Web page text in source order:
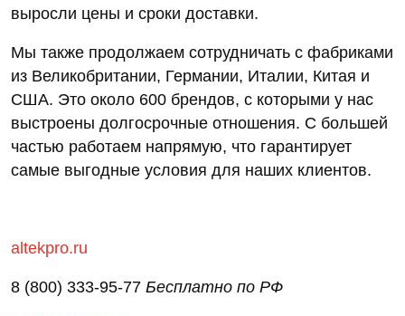
выросли цены и сроки доставки.
Мы также продолжаем сотрудничать с фабриками
из Великобритании, Германии, Италии, Китая и
США. Это около 600 брендов, с которыми у нас
выстроены долгосрочные отношения. С большей
частью работаем напрямую, что гарантирует
самые выгодные условия для наших клиентов.
altekpro.ru
8 (800) 333-95-77 Бесплатно по РФ